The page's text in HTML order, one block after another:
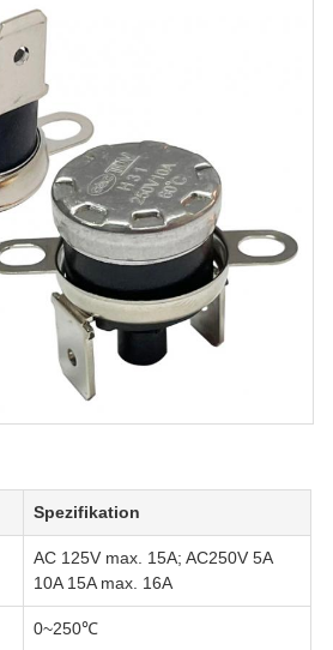
Spezifikation
AC 125V max. 15A; AC250V 5A
10A 15A max. 16A
0~250℃